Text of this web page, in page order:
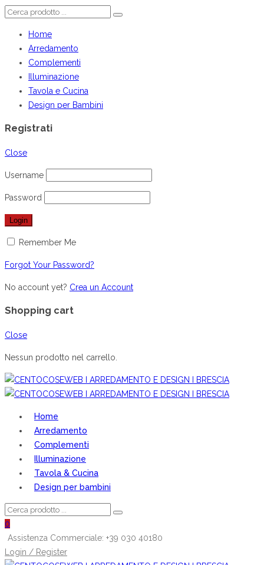
Home
Arredamento
Complementi
Illuminazione
Tavola e Cucina
Design per Bambini
Registrati
Close
Username
Password
Remember Me
Forgot Your Password?
No account yet? Crea un Account
Shopping cart
Close
Nessun prodotto nel carrello.
Home
Arredamento
Complementi
Illuminazione
Tavola & Cucina
Design per bambini
0
Assistenza Commerciale: +39 030 40180
Login / Register